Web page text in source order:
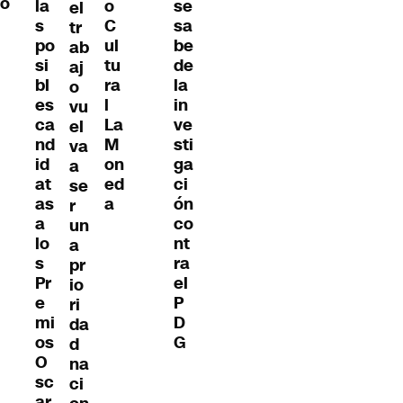
la
s
po
si
bl
es
ca
nd
id
at
as
a
lo
s
Pr
e
mi
os
O
sc
el
tr
ab
aj
o
vu
el
va
a
se
r
un
a
pr
io
ri
da
d
na
ci
o
C
ul
tu
ra
l
La
M
on
ed
a
se
sa
be
de
la
in
ve
sti
ga
ci
ón
co
nt
ra
el
P
D
G